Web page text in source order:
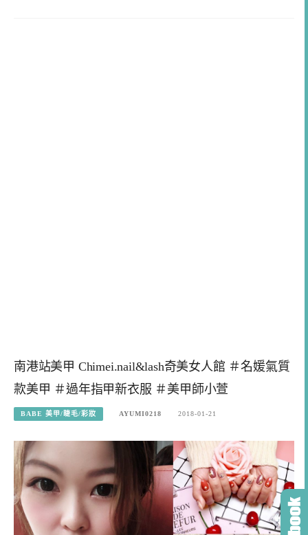
南港站美甲 Chimei.nail&lash奇美女人館 ＃名媛氣質
款美甲 ＃過年指甲新衣服 ＃美甲師小萱
BABE 美甲/睫毛/彩妝 AYUMI0218 2018-01-21